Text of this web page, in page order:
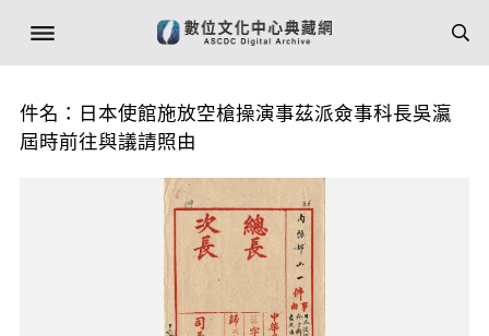
件名：日本使館施放空槍操演事茲派僉事科長吳瀛
屆時前往與議請照由